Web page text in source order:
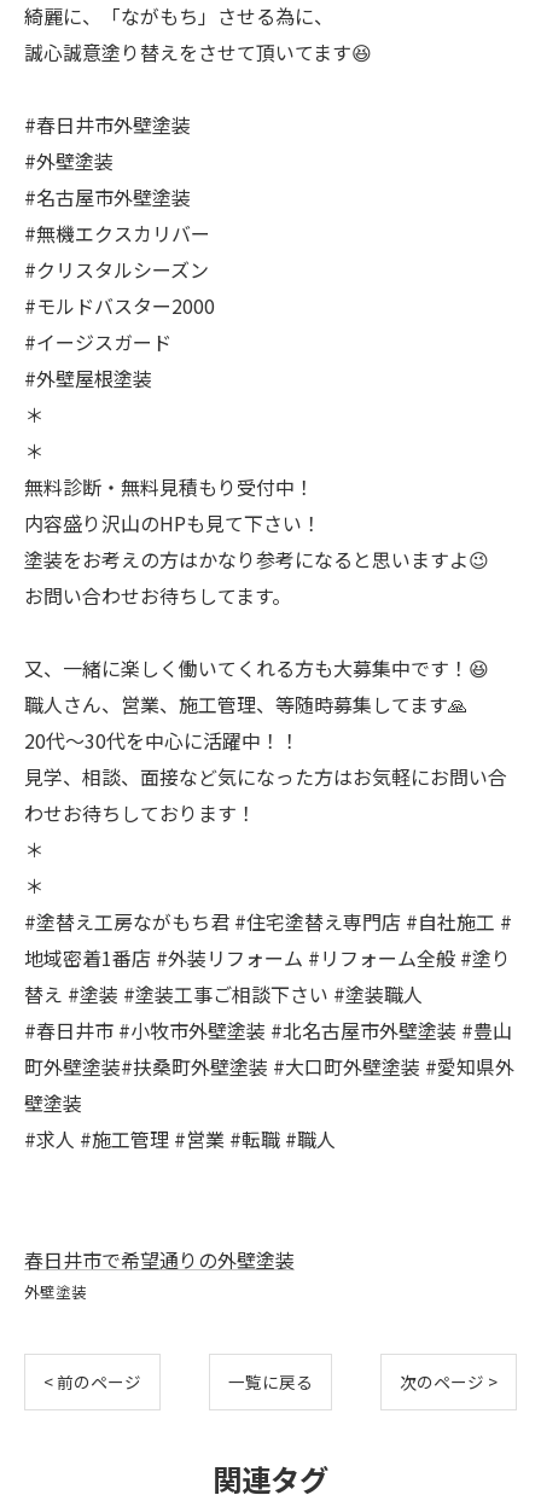
綺麗に、「ながもち」させる為に、
誠心誠意塗り替えをさせて頂いてます😆
#春日井市外壁塗装
#外壁塗装
#名古屋市外壁塗装
#無機エクスカリバー
#クリスタルシーズン
#モルドバスター2000
#イージスガード
#外壁屋根塗装
＊
＊
無料診断・無料見積もり受付中！
内容盛り沢山のHPも見て下さい！
塗装をお考えの方はかなり参考になると思いますよ😉
お問い合わせお待ちしてます。
又、一緒に楽しく働いてくれる方も大募集中です！😆
職人さん、営業、施工管理、等随時募集してます🙏
20代〜30代を中心に活躍中！！
見学、相談、面接など気になった方はお気軽にお問い合
わせお待ちしております！
＊
＊
#塗替え工房ながもち君 #住宅塗替え専門店 #自社施工 #
地域密着1番店 #外装リフォーム #リフォーム全般 #塗り
替え #塗装 #塗装工事ご相談下さい #塗装職人
#春日井市 #小牧市外壁塗装 #北名古屋市外壁塗装 #豊山
町外壁塗装#扶桑町外壁塗装 #大口町外壁塗装 #愛知県外
壁塗装
#求人 #施工管理 #営業 #転職 #職人
春日井市で希望通りの外壁塗装
外壁塗装
< 前のページ 一覧に戻る 次のページ >
関連タグ